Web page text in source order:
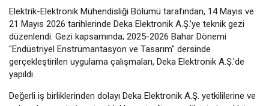
Elektrik-Elektronik Mühendisliği Bölümü tarafından, 14 Mayıs ve
21 Mayıs 2026 tarihlerinde Deka Elektronik A.Ş.’ye teknik gezi
düzenlendi. Gezi kapsamında; 2025-2026 Bahar Dönemi
"Endüstriyel Enstrümantasyon ve Tasarım" dersinde
gerçekleştirilen uygulama çalışmaları, Deka Elektronik A.Ş.'de
yapıldı.
Değerli iş birliklerinden dolayı Deka Elektronik A.Ş. yetkililerine ve